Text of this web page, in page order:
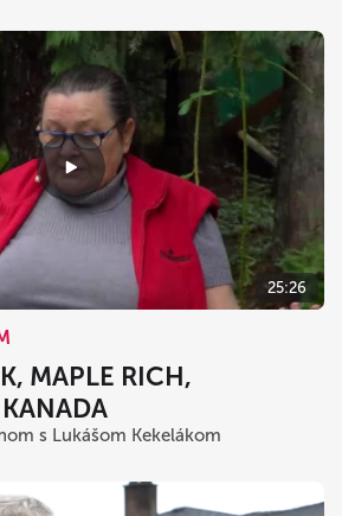
25:26
MAPLE RICH,
s Lukášom Kekelákom